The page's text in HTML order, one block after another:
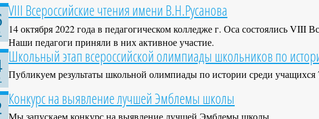
VIII Всероссийские чтения имени В.Н.Русанова
14 октября 2022 года в педагогическом колледже г. Оса состоялись VIII
Наши педагоги приняли в них активное участие.
Школьный этап всероссийской олимпиады школьников по
Публикуем результаты школьной олимпиады по истории среди учащихся
Конкурс на выявление лучшей Эмблемы школы